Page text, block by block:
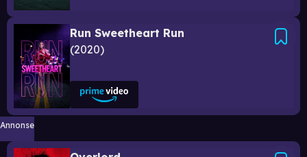
Run Sweetheart Run
2020
Annonse